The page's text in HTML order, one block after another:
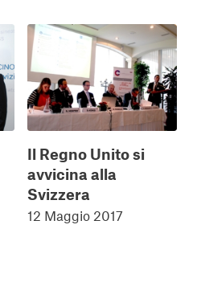
Il Regno Unito si
avvicina alla
Svizzera
12 Maggio 2017